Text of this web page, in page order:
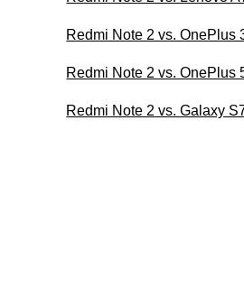
Redmi Note 2 vs. OnePlus
Redmi Note 2 vs. OnePlus
Redmi Note 2 vs. Galaxy